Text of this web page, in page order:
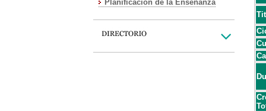
Planificación de la Enseñanza